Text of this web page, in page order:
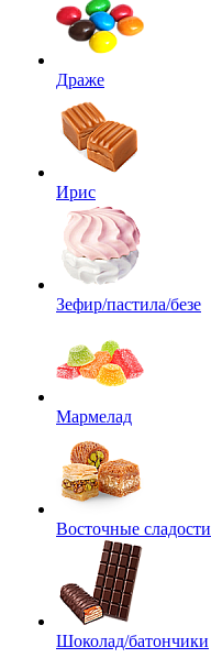
Драже
Ирис
Зефир/пастила/безе
Мармелад
Восточные сладости
Шоколад/батончики